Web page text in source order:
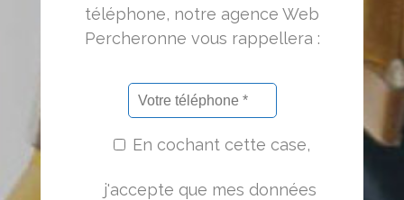
téléphone, notre agence Web
Percheronne vous rappellera :
En cochant cette case,
j'accepte que mes données